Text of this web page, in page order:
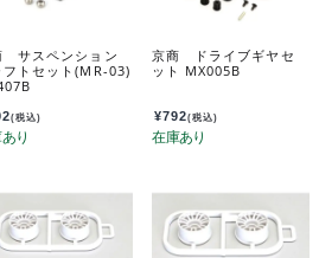
サスペンション
フトセット(MR-03)
(税込)
京商 ドライブギヤセ
ット MX005B
¥792(税込)